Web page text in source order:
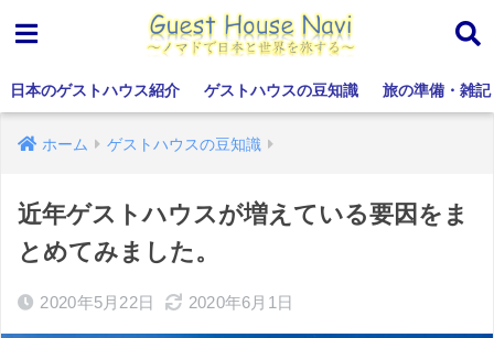
日本のゲストハウス紹介 ゲストハウスの豆知識 旅の準備・雑記
ホーム ゲストハウスの豆知識
近年ゲストハウスが増えている要因をま
とめてみました。
2020年5月22日 2020年6月1日